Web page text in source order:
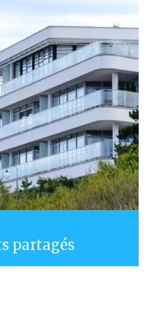
partagés